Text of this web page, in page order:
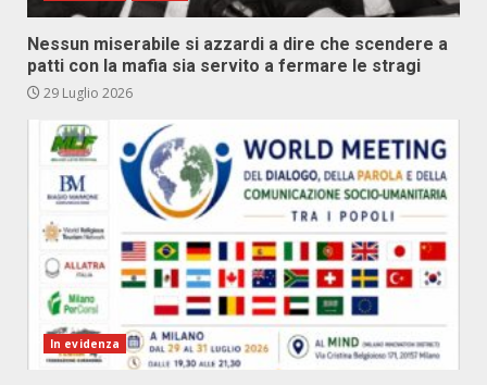
Nessun miserabile si azzardi a dire che scendere a
patti con la mafia sia servito a fermare le stragi
29 Luglio 2026
In evidenza